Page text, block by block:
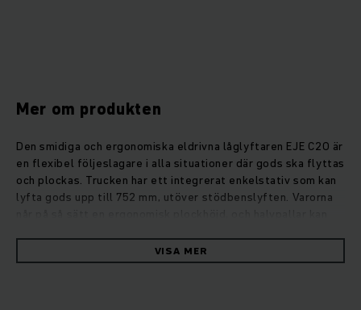
Mer om produkten
Den smidiga och ergonomiska eldrivna låglyftaren EJE C20 är
en flexibel följeslagare i alla situationer där gods ska flyttas
och plockas. Trucken har ett integrerat enkelstativ som kan
lyfta gods upp till 752 mm, utöver stödbenslyften. Varorna
för användning inom detaljhandeln. Särskilt om varorna
måste flyttas snabbt och effektivt garanterar EJE C20 hög
VISA MER